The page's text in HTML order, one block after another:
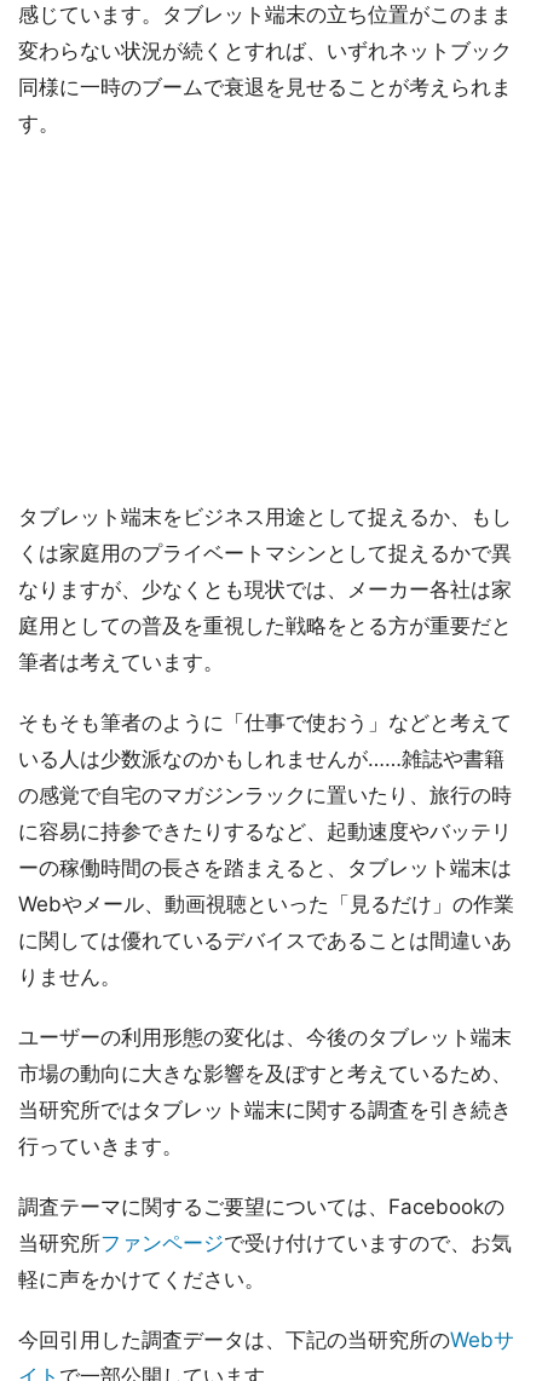
感じています。タブレット端末の立ち位置がこのまま
変わらない状況が続くとすれば、いずれネットブック
同様に一時のブームで衰退を見せることが考えられま
す。
タブレット端末をビジネス用途として捉えるか、もし
くは家庭用のプライベートマシンとして捉えるかで異
なりますが、少なくとも現状では、メーカー各社は家
庭用としての普及を重視した戦略をとる方が重要だと
筆者は考えています。
そもそも筆者のように「仕事で使おう」などと考えて
いる人は少数派なのかもしれませんが……雑誌や書籍
の感覚で自宅のマガジンラックに置いたり、旅行の時
に容易に持参できたりするなど、起動速度やバッテリ
ーの稼働時間の長さを踏まえると、タブレット端末は
Webやメール、動画視聴といった「見るだけ」の作業
に関しては優れているデバイスであることは間違いあ
りません。
ユーザーの利用形態の変化は、今後のタブレット端末
市場の動向に大きな影響を及ぼすと考えているため、
当研究所ではタブレット端末に関する調査を引き続き
行っていきます。
調査テーマに関するご要望については、Facebookの
当研究所ファンページで受け付けていますので、お気
軽に声をかけてください。
今回引用した調査データは、下記の当研究所のWebサ
イト で一部公開しています。